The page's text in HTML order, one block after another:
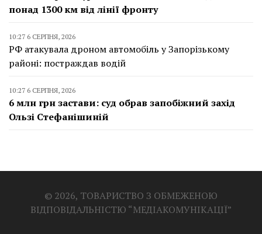
понад 1300 км від лінії фронту
10:27 6 СЕРПНЯ, 2026
РФ атакувала дроном автомобіль у Запорізькому
районі: постраждав водій
10:27 6 СЕРПНЯ, 2026
6 млн грн застави: суд обрав запобіжний захід
Ользі Стефанішиній
© 2026, ТОВАРИСТВО З ОБМЕЖЕНОЮ
ВІДПОВІДАЛЬНІСТЮ “МЕДІАКОМУНІКАЦІЇ”